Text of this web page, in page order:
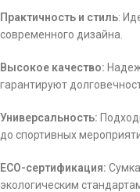
Практичность и стиль:
современного дизайна.
Высокое качество:
гарантируют
Универсальность:
до спортивных
ECO-сертификация:
экологическим